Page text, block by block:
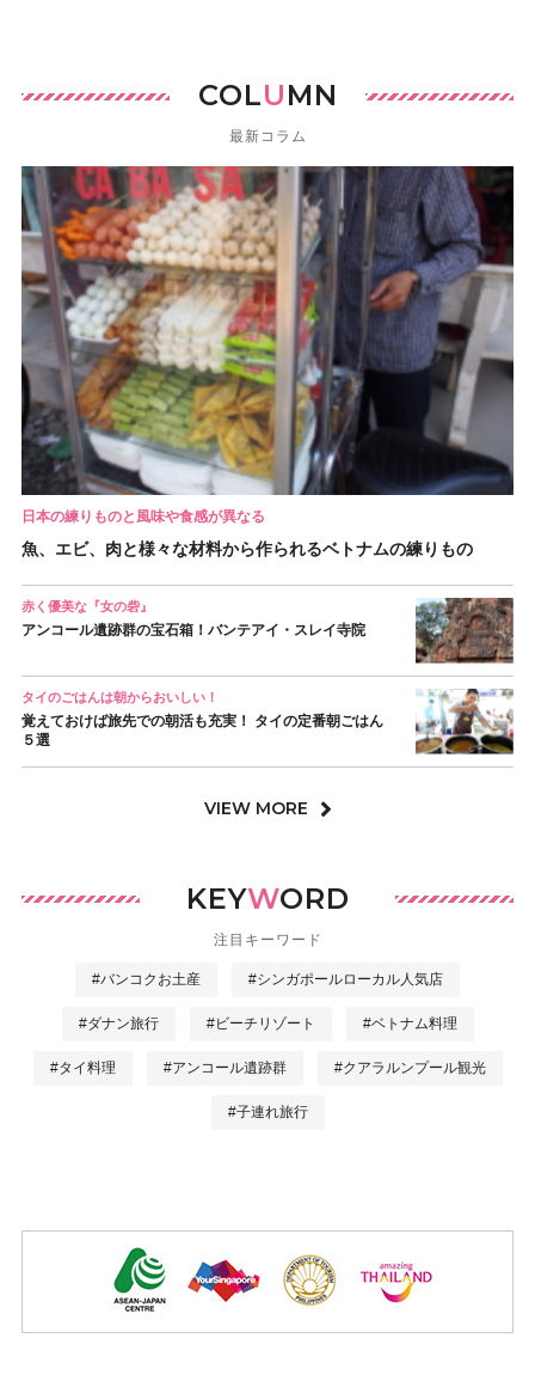
COLUMN
最新コラム
日本の練りものと風味や食感が異なる
魚、エビ、肉と様々な材料から作られるベトナムの練りもの
赤く優美な『女の砦』
アンコール遺跡群の宝石箱！バンテアイ・スレイ寺院
タイのごはんは朝からおいしい！
覚えておけば旅先での朝活も充実！ タイの定番朝ごはん
５選
VIEW MORE
KEYWORD
注目キーワード
#バンコクお土産 #シンガポールローカル人気店
#ダナン旅行 #ビーチリゾート #ベトナム料理
#タイ料理 #アンコール遺跡群 #クアラルンプール観光
#子連れ旅行